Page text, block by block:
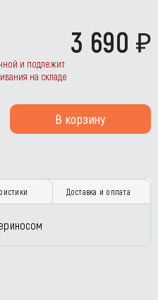
3 690
и подлежит
на складе
В корзину
Доставка и оплата